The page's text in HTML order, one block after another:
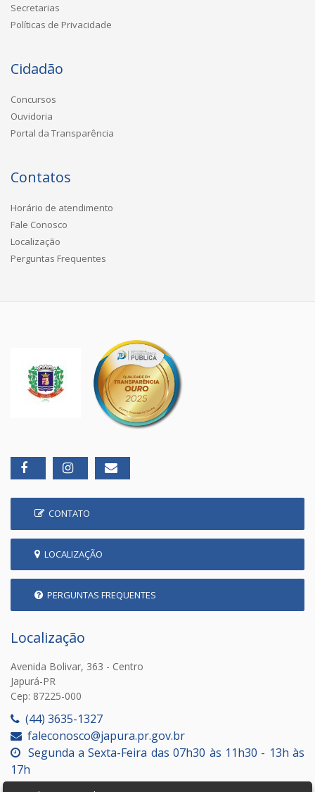
Secretarias
Políticas de Privacidade
Cidadão
Concursos
Ouvidoria
Portal da Transparência
Contatos
Horário de atendimento
Fale Conosco
Localização
Perguntas Frequentes
CONTATO
LOCALIZAÇÃO
PERGUNTAS FREQUENTES
Localização
Avenida Bolivar, 363 - Centro
Japurá-PR
Cep: 87225-000
(44) 3635-1327
faleconosco@japura.pr.gov.br
Segunda a Sexta-Feira das 07h30 às 11h30 - 13h às
17h